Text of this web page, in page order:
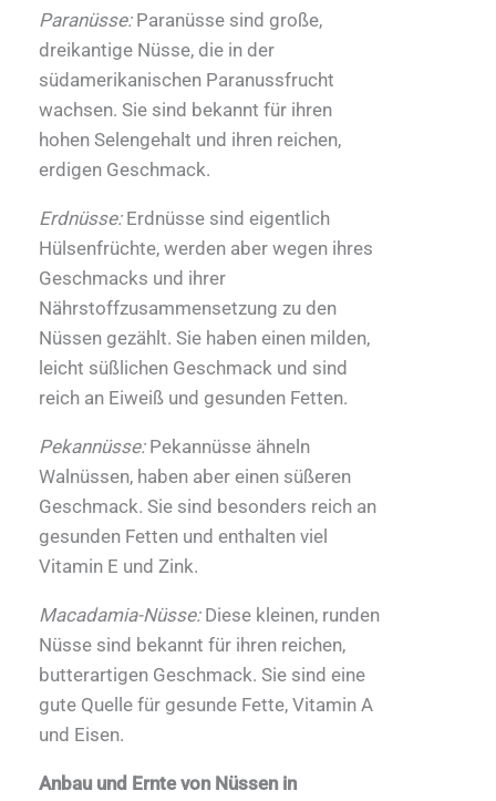
Paranüsse:Paranüsse sind große,
dreikantige Nüsse, die in der
südamerikanischen Paranussfrucht
wachsen. Sie sind bekannt für ihren
hohen Selengehalt und ihren reichen,
erdigen Geschmack.
Erdnüsse:Erdnüsse sind eigentlich
Hülsenfrüchte, werden aber wegen ihres
Geschmacks und ihrer
Nährstoffzusammensetzung zu den
Nüssen gezählt. Sie haben einen milden,
leicht süßlichen Geschmack und sind
reich an Eiweiß und gesunden Fetten.
Pekannüsse:Pekannüsse ähneln
Walnüssen, haben aber einen süßeren
Geschmack. Sie sind besonders reich an
gesunden Fetten und enthalten viel
Vitamin E und Zink.
Macadamia-Nüsse:Diese kleinen, runden
Nüsse sind bekannt für ihren reichen,
butterartigen Geschmack. Sie sind eine
gute Quelle für gesunde Fette, Vitamin A
und Eisen.
Anbau und Ernte von Nüssen in